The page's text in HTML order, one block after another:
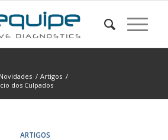
Novidades / Artigos /
dos Culpados
ARTIGOS